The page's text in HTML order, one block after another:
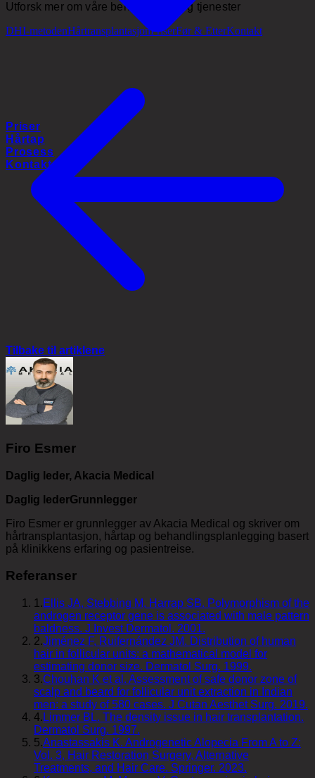
Priser
Hårtap
Prosess
Kontakt
Utforsk mer om våre behandlinger og tjenester
DHI-metodenHårtransplantasjonPriserFør & EtterKontakt
Tilbake til artiklene
Firo Esmer
Daglig leder, Akacia Medical
Daglig lederGrunnlegger
Firo Esmer er grunnlegger av Akacia Medical og skriver om
hårtransplantasjon, hårtap og behandlingsplanlegging basert
på klinikkens erfaring og pasientreise.
Referanser
1 .Ellis JA, Stebbing M, Harrap SB. Polymorphism of the
androgen receptor gene is associated with male pattern
baldness. J Invest Dermatol. 2001.
2.Jiménez F, Ruifernández JM. Distribution of human
hair in follicular units: a mathematical model for
estimating donor size. Dermatol Surg. 1999.
3.Chouhan K et al. Assessment of safe donor zone of
scalp and beard for follicular unit extraction in Indian
men: a study of 580 cases. J Cutan Aesthet Surg. 2019.
4. Limmer BL. The density issue in hair transplantation.
Dermatol Surg. 1997.
5.Anastassakis K. Androgenetic Alopecia From A to Z:
Vol. 3, Hair Restoration Surgery, Alternative
Treatments, and Hair Care. Springer. 2023.